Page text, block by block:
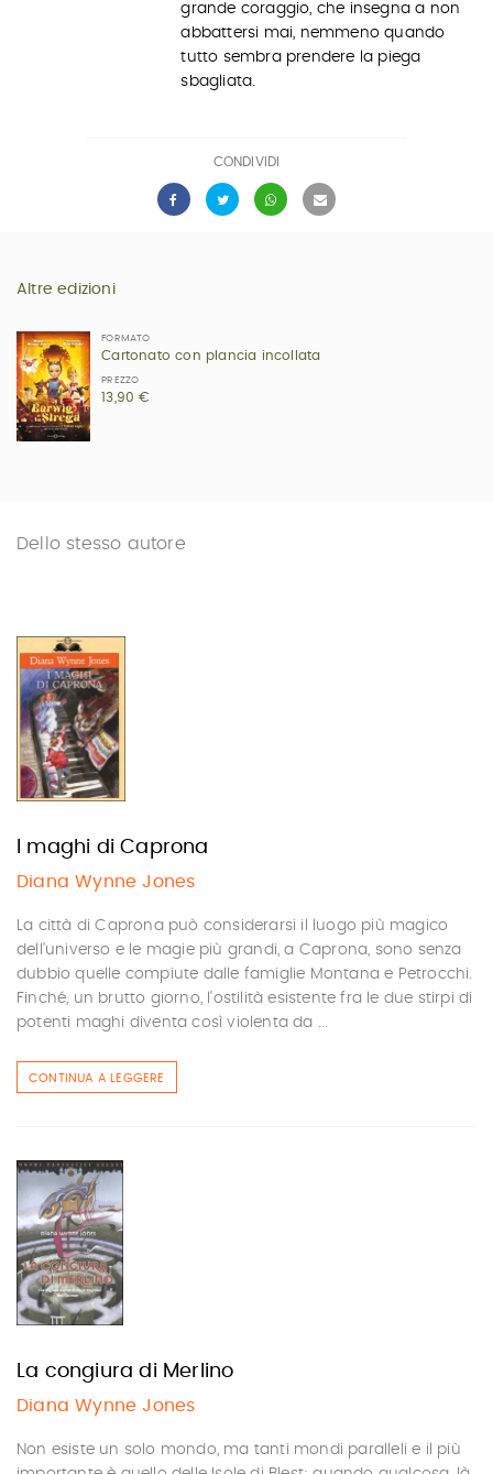
grande coraggio, che insegna a non
abbattersi mai, nemmeno quando
tutto sembra prendere la piega
sbagliata.
CONDIVIDI
Altre edizioni
FORMATO
Cartonato con plancia incollata
PREZZO
13,90 €
Dello stesso autore
I maghi di Caprona
Diana Wynne Jones
La città di Caprona può considerarsi il luogo più magico
dell'universo e le magie più grandi, a Caprona, sono senza
dubbio quelle compiute dalle famiglie Montana e Petrocchi.
Finché, un brutto giorno, l'ostilità esistente fra le due stirpi di
potenti maghi diventa così violenta da ...
CONTINUA A LEGGERE
La congiura di Merlino
Diana Wynne Jones
Non esiste un solo mondo, ma tanti mondi paralleli e il più